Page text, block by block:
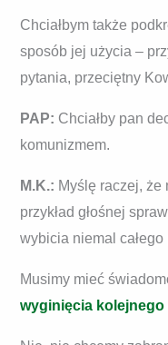
Chciałbym także
sposób jej użycia –
pytania, przeciętny
PAP: Chciałby pan
komunizmem.
M.K.: Myślę raczej, że
przykład głośnej
wybicia niemal
Musimy mieć
wyginięcia kolejnego